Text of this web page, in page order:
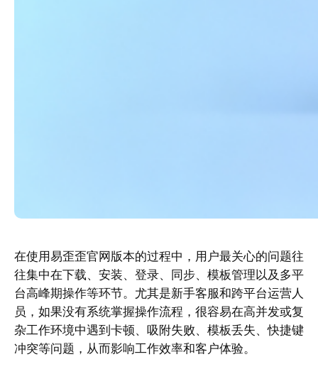
在使用易歪歪官网版本的过程中，用户最关心的问题往
往集中在下载、安装、登录、同步、模板管理以及多平
台高峰期操作等环节。尤其是新手客服和跨平台运营人
员，如果没有系统掌握操作流程，很容易在高并发或复
杂工作环境中遇到卡顿、吸附失败、模板丢失、快捷键
冲突等问题，从而影响工作效率和客户体验。